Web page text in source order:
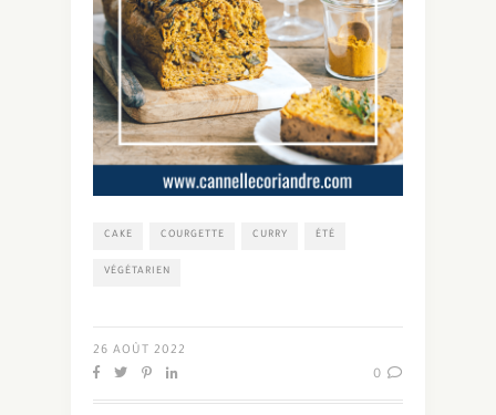
CAKE COURGETTE CURRY ÉTÉ
VÉGÉTARIEN
26 AOÛT 2022
0